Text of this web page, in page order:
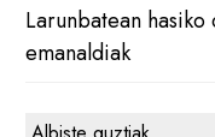
Larunbatean
emanaldiak